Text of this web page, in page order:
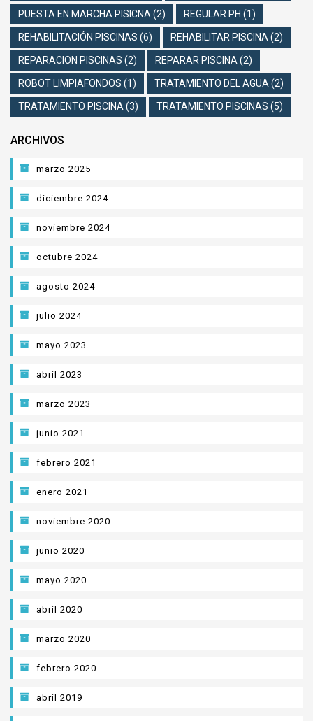
PUESTA EN MARCHA PISICNA(2) REGULAR PH (1)
REHABILITACIÓN PISCINAS (6) REHABILITAR PISCINA(2)
REPARACION PISCINAS (2) REPARAR PISCINA(2)
ROBOT LIMPIAFONDOS (1) TRATAMIENTO DEL AGUA(2)
TRATAMIENTO PISCINA(3) TRATAMIENTO PISCINAS (5)
ARCHIVOS
marzo 2025
diciembre 2024
noviembre 2024
octubre 2024
agosto 2024
julio 2024
mayo 2023
abril 2023
marzo 2023
junio 2021
febrero 2021
enero 2021
noviembre 2020
junio 2020
mayo 2020
abril 2020
marzo 2020
febrero 2020
abril 2019